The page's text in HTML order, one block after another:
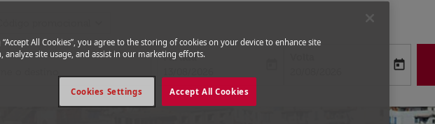
Partida
fc-booking-return-date-aria-label
today
“Accept All Cookies”, you agree to the storing of cookies on your device to enhance site
analyze site usage, and assist in our marketing efforts.
Accept All Cookies
Cookies Settings